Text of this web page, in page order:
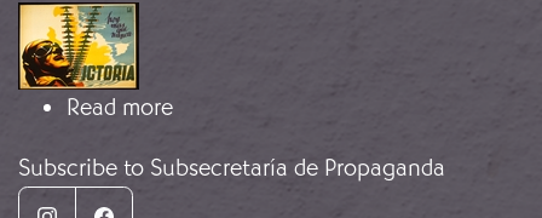
Image
Read moreabout Agitprop
Subscribe to Subsecretaría de Propaganda